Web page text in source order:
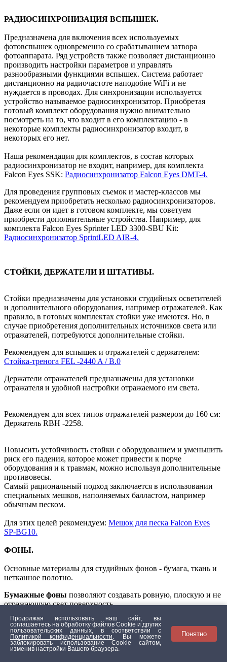
РАДИОСИНХРОНИЗАЦИЯ ВСПЫШЕК.
Предназначена для включения всех используемых
фотовспышек одновременно со срабатыванием затвора
фотоаппарата. Ряд устройств также позволяет дистанционно
производить настройки параметров и управлять
разнообразными функциями вспышек. Система работает
дистанционно на радиочастоте наподобие WiFi и не
нуждается в проводах. Для синхронизации используется
устройство называемое радиосинхронизатор. Приобретая
готовый комплект оборудования нужно внимательно
посмотреть на то, что входит в его комплектацию - в
некоторые комплекты радиосинхронизатор входит, в
некоторых его нет.
Наша рекомендация для комплектов, в состав которых
радиосинхронизатор не входит, например, для комплекта
Falcon Eyes SSK: Радиосинхронизатор Falcon Eyes DMT-4.
Для проведения групповых съемок и мастер-классов мы
рекомендуем приобретать несколько радиосинхронизаторов.
Даже если он идет в готовом комплекте, мы советуем
приобрести дополнительные устройства. Например, для
комплекта Falcon Eyes Sprinter LED 3300-SBU Kit:
Радиосинхронизатор SprintLED AIR-4.
СТОЙКИ, ДЕРЖАТЕЛИ И ШТАТИВЫ.
Стойки предназначены для установки студийных осветителей
и дополнительного оборудования, например отражателей. Как
правило, в готовых комплектах стойки уже имеются. Но, в
случае приобретения дополнительных источников света или
отражателей, потребуются дополнительные стойки.
Рекомендуем для вспышек и отражателей с держателем:
Стойка-тренога FEL -2440 A / B.0
Держатели отражателей предназначены для установки
отражателя и удобной настройки отражаемого им света.
Рекомендуем для всех типов отражателей размером до 160 см:
Держатель RBH -2258.
Повысить устойчивость стойки с оборудованием и уменьшить
риск его падения, которое может привести к порче
оборудования и к травмам, можно используя дополнительные
противовесы.
Самый рациональный подход заключается в использовании
специальных мешков, наполняемых балластом, например
обычным песком.
Для этих целей рекомендуем: Мешок для песка Falcon Eyes
SP-BG10.
ФОНЫ.
Основные материалы для студийных фонов - бумага, ткань и
нетканное полотно.
Бумажные фоны позволяют создавать ровную, плоскую и не
отражающую свет поверхность,
портретах, предметной фотографии и для многих других
работ. Это – наиболее востребованные и распространенные
фоны в студиях. Самый универсальный и наиболее
используемый размер такого фона – 2,72 х 11 м, он подходит
Продолжая использовать наш сайт, вы
соглашаетесь на обработку файлов Сookie и других
пользовательских данных, в соответствии с
Политикой конфиденциальности
. Вы можете
заблокировать использование Cookie сайтом,
изменив настройки Вашего браузера.
Понятно